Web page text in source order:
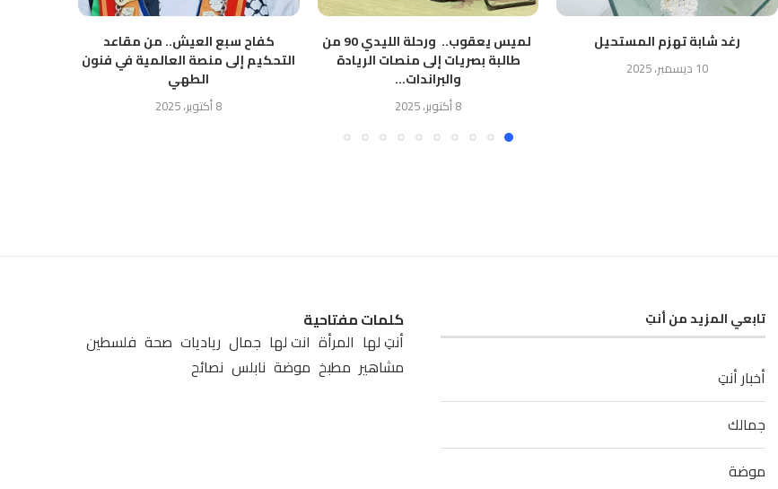
رغد شابة تهزم المستحيل
10 ديسمبر، 2025
لميس يعقوب.. ورحلة الليدي 90 من
طالبة بصريات إلى منصات الريادة
والبراندات...
8 أكتوبر، 2025
كفاح سبع العيش.. من مقاعد
التحكيم إلى منصة العالمية في فنون
الطهي
8 أكتوبر، 2025
تابعي المزيد من أنتِ
أخبار أنتِ
جمالك
موضة
كلمات مفتاحية
أنتِ لها المرأة انت لها جمال رياديات صحة فلسطين
مشاهير مطبخ موضة نابلس نصائح